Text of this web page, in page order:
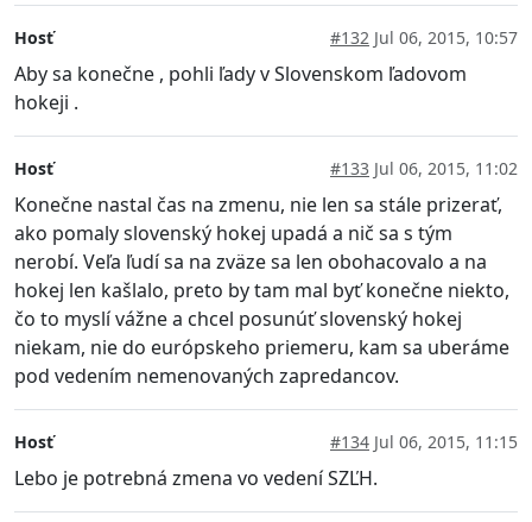
Hosť #132 Jul 06, 2015, 10:57
Aby sa konečne , pohli ľady v Slovenskom ľadovom
hokeji .
Hosť #133 Jul 06, 2015, 11:02
Konečne nastal čas na zmenu, nie len sa stále prizerať,
ako pomaly slovenský hokej upadá a nič sa s tým
nerobí. Veľa ľudí sa na zväze sa len obohacovalo a na
hokej len kašlalo, preto by tam mal byť konečne niekto,
čo to myslí vážne a chcel posunúť slovenský hokej
niekam, nie do európskeho priemeru, kam sa uberáme
pod vedením nemenovaných zapredancov.
Hosť #134 Jul 06, 2015, 11:15
Lebo je potrebná zmena vo vedení SZĽH.